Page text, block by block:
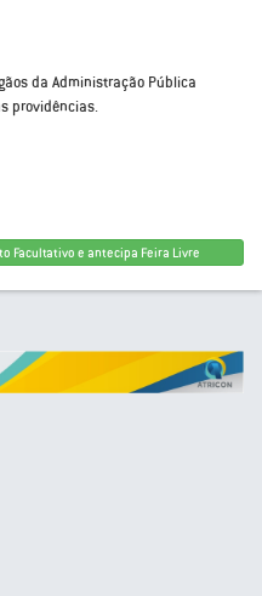
da Administração Pública
providências.
Facultativo e antecipa Feira Livre